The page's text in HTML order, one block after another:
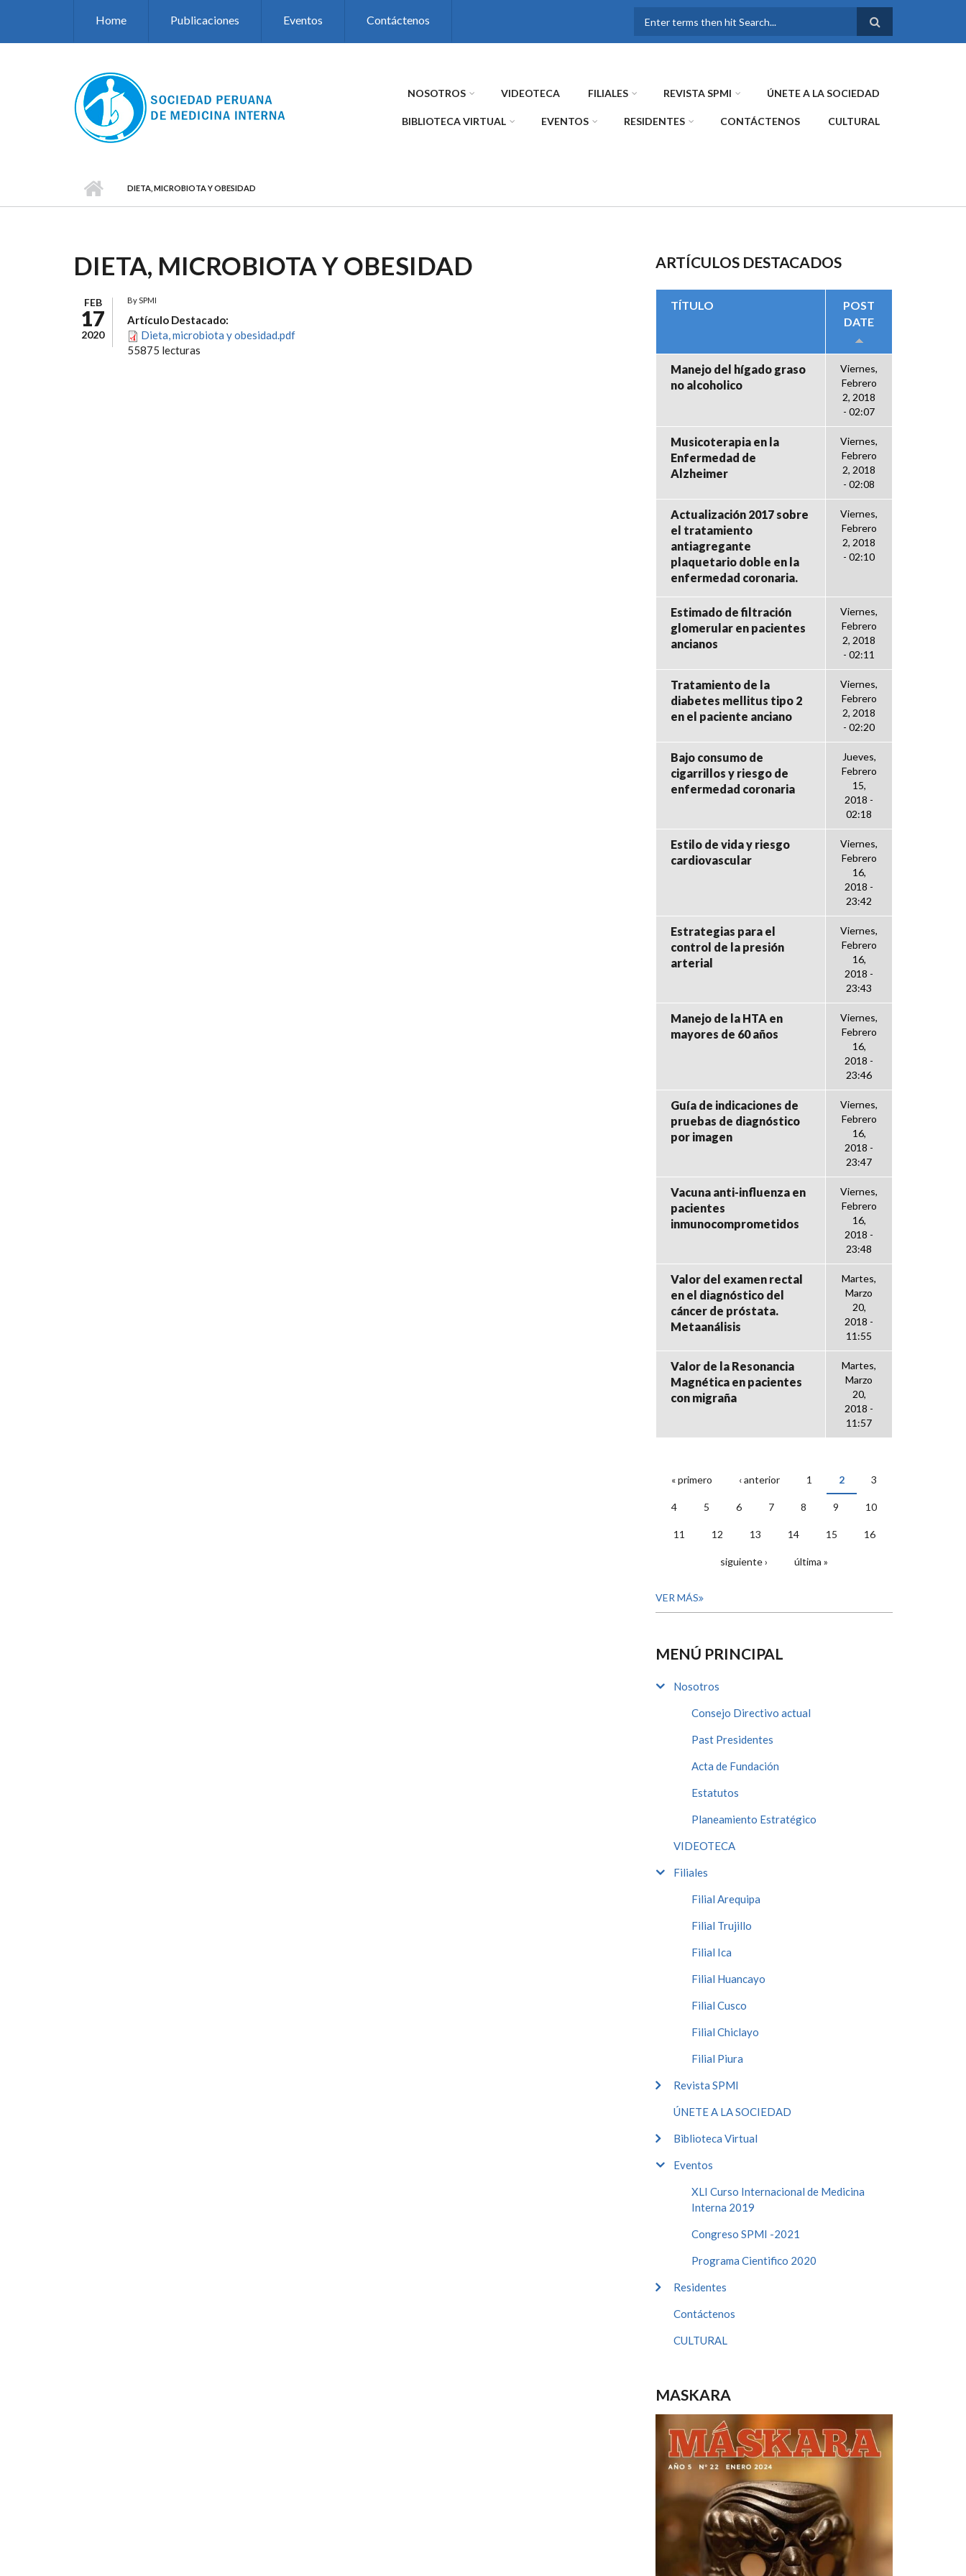
Home Publicaciones Eventos Contáctenos
FORMULARIO DE
NOSOTROS VIDEOTECA FILIALES REVISTA SPMI ÚNETE A LA SOCIEDAD
BIBLIOTECA VIRTUAL EVENTOS RESIDENTES CONTÁCTENOS CULTURAL
DIETA, MICROBIOTA Y OBESIDAD
DIETA, MICROBIOTA Y OBESIDAD
FEB
17
2020
BySPMI
Artículo Destacado:
Dieta, microbiota y obesidad.pdf
55875 lecturas
ARTÍCULOS DESTACADOS
TÍTULO
POST
DATE
Manejo del hígado graso
no alcoholico
Viernes,
Febrero
2, 2018
- 02:07
Musicoterapia en la
Enfermedad de
Alzheimer
Viernes,
Febrero
2, 2018
- 02:08
Actualización 2017 sobre
el tratamiento
antiagregante
plaquetario doble en la
enfermedad coronaria.
Viernes,
Febrero
2, 2018
- 02:10
Estimado de filtración
glomerular en pacientes
ancianos
Viernes,
Febrero
2, 2018
- 02:11
Tratamiento de la
diabetes mellitus tipo 2
en el paciente anciano
Viernes,
Febrero
2, 2018
- 02:20
Bajo consumo de
cigarrillos y riesgo de
enfermedad coronaria
Jueves,
Febrero
15,
2018 -
02:18
Estilo de vida y riesgo
cardiovascular
Viernes,
Febrero
16,
2018 -
23:42
Estrategias para el
control de la presión
arterial
Viernes,
Febrero
16,
2018 -
23:43
Manejo de la HTA en
mayores de 60 años
Viernes,
Febrero
16,
2018 -
23:46
Guía de indicaciones de
pruebas de diagnóstico
por imagen
Viernes,
Febrero
16,
2018 -
23:47
Vacuna anti-influenza en
pacientes
inmunocomprometidos
Viernes,
Febrero
16,
2018 -
23:48
Valor del examen rectal
en el diagnóstico del
cáncer de próstata.
Metaanálisis
Martes,
Marzo
20,
2018 -
11:55
Valor de la Resonancia
Magnética en pacientes
con migraña
Martes,
Marzo
20,
2018 -
11:57
PÁGINAS
« primero ‹ anterior 1 2 3
4 5 6 7 8 9 10
11 12 13 14 15 16
siguiente › última »
VER MÁS
MENÚ PRINCIPAL
Nosotros
Consejo Directivo actual
Past Presidentes
Acta de Fundación
Estatutos
Planeamiento Estratégico
VIDEOTECA
Filiales
Filial Arequipa
Filial Trujillo
Filial Ica
Filial Huancayo
Filial Cusco
Filial Chiclayo
Filial Piura
Revista SPMI
ÚNETE A LA SOCIEDAD
Biblioteca Virtual
Eventos
XLI Curso Internacional de Medicina
Interna 2019
Congreso SPMI -2021
Programa Cientifico 2020
Residentes
Contáctenos
CULTURAL
MASKARA